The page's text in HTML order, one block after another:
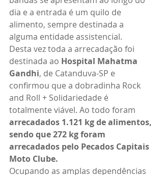
dia e a entrada é um quilo de
alimento, sempre destinada a
alguma entidade assistencial.
Desta vez toda a arrecadação foi
destinada ao Hospital Mahatma
Gandhi, de Catanduva-SP e
confirmou que a dobradinha Rock
and Roll + Solidariedade é
totalmente viável. Ao todo foram
arrecadados 1.121 kg de alimentos,
sendo que 272 kg foram
arrecadados pelo Pecados Capitais
Moto Clube.
Ocupando as amplas dependências